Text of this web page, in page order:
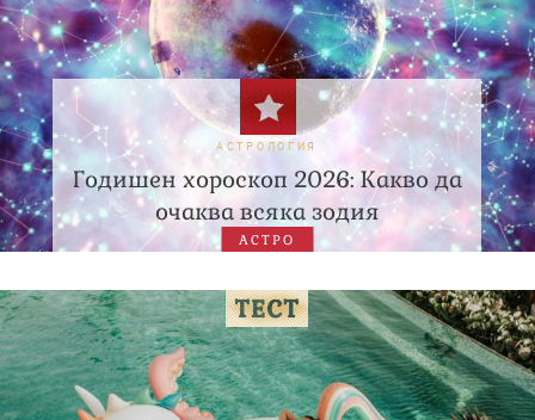
АСТРОЛОГИЯ
Годишен хороскоп 2026: Какво да
очаква всяка зодия
АСТРО